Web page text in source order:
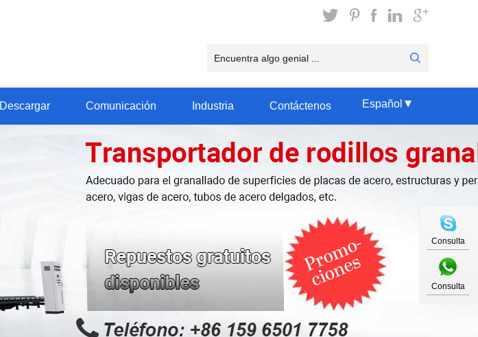
Descargar Comunicación Industria Contáctenos Español ▾
Consulta
Consulta